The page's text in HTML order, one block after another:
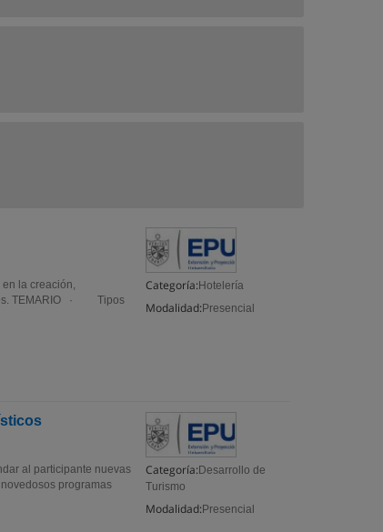
Categoría: Hotelería
Modalidad: Presencial
la creación,
TEMARIO · Tipos
Categoría: Desarrollo de
Turismo
Modalidad: Presencial
al participante nuevas
programas